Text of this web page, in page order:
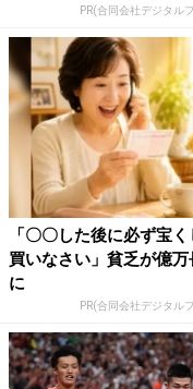
PR(合同会社デジタル
「〇〇した後に必ず宝
買いなさい」貧乏が億万
に
PR(合同会社デジタル